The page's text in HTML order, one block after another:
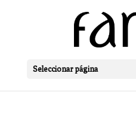
Seleccionar página